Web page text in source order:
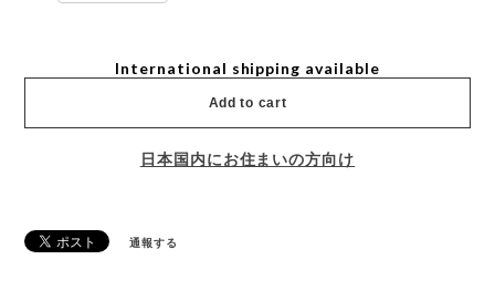
International shipping available
Add to cart
日本国内にお住まいの方向け
通報する